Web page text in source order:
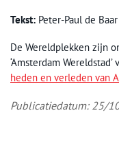
Tekst: Peter-Paul de Baar
De Wereldplekken zijn
‘Amsterdam Wereldstad’
heden en verleden van
Publicatiedatum: 25/